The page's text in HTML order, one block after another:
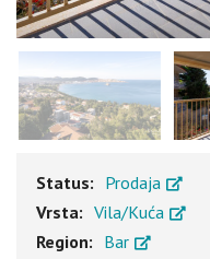
Status: Prodaja
Vrsta: Vila/Kuća
Region: Bar